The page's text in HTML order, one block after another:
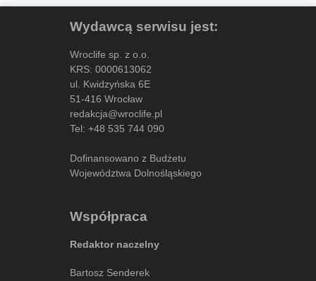
Wydawcą serwisu jest:
Wroclife sp. z o.o.
KRS: 0000613062
ul. Kwidzyńska 6E
51-416 Wrocław
redakcja@wroclife.pl
Tel: +48 535 744 090
Dofinansowano z Budżetu
Województwa Dolnośląskiego
Współpraca
Redaktor naczelny
Bartosz Senderek